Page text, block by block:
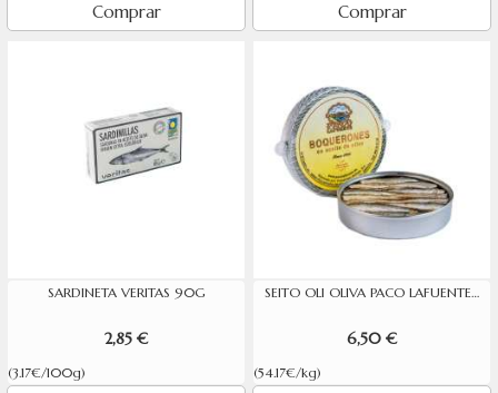
Comprar Comprar
SARDINETA VERITAS 90G
2,85 €
(3.17€/100g)
SEITO OLI OLIVA PACO LAFUENTE RO-120
6,50 €
(54.17€/kg)